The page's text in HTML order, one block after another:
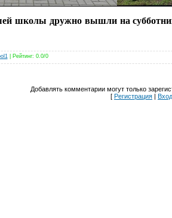
школы дружно вышли на
Рейтинг: 0.0/0
Добавлять комментарии могут только
[ Регистрация | Вход